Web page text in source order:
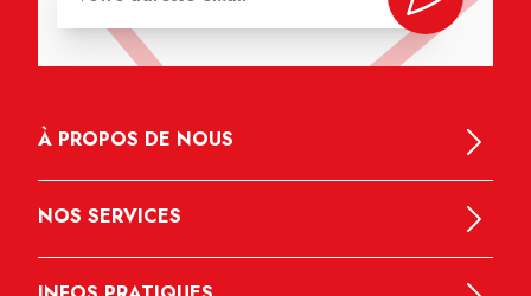
À PROPOS DE NOUS
NOS SERVICES